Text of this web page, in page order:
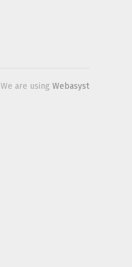
We are using Webasyst